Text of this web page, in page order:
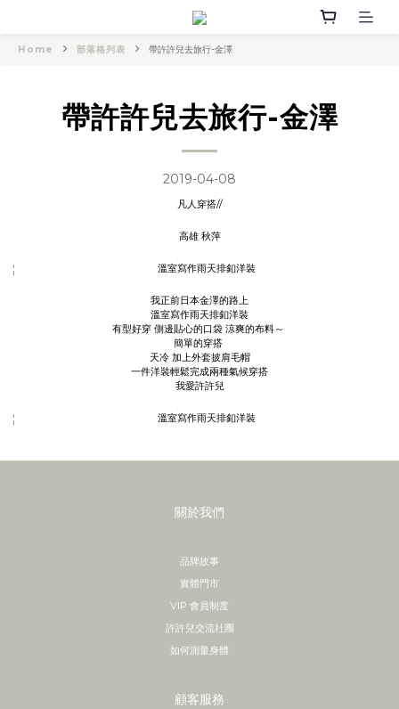
Home 部落格列表 帶許許兒去旅行-金澤
帶許許兒去旅行-金澤
2019-04-08
凡人穿搭//
高雄 秋萍
我正前日本金澤的路上
溫室寫作雨天排釦洋裝
有型好穿 側邊貼心的口袋 涼爽的布料～
簡單的穿搭
天冷 加上外套披肩毛帽
一件洋裝輕鬆完成兩種氣候穿搭
我愛許許兒
關於我們
品牌故事
實體門市
VIP 會員制度
許許兒交流社團
如何測量身體
顧客服務